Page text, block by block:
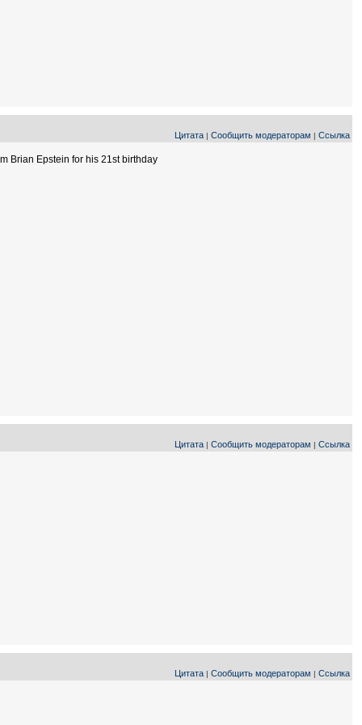
Цитата | Сообщить модераторам | Ссылка
Brian Epstein for his 21st birthday
Цитата | Сообщить модераторам | Ссылка
Цитата | Сообщить модераторам | Ссылка